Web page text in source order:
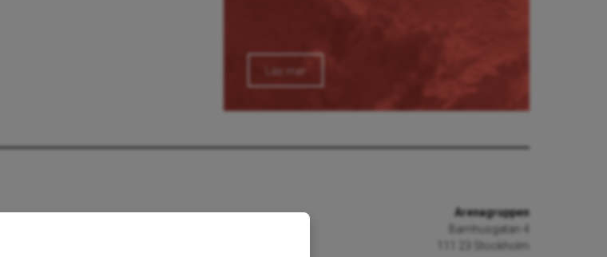
Läs mer
Arenagruppen
Barnhusgatan 4
111 23 Stockholm